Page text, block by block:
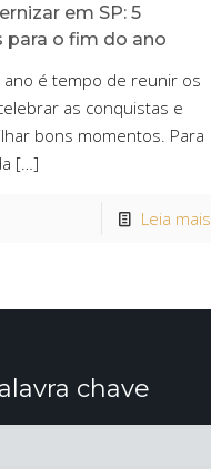
em SP: 5
para o fim do ano
ano é tempo de reunir os
as conquistas e
bons momentos. Para
[…]
Leia mais
chave